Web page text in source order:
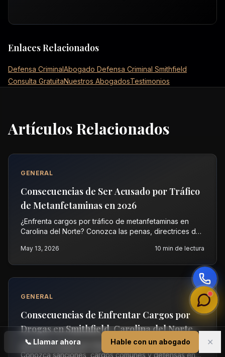
📞 Llamar ahora Hable con un abogado ✕
Enlaces Relacionados
Defensa CriminalAbogado Defensa Criminal Smithfield
Consulta GratuitaNuestros AbogadosTestimonios
Artículos Relacionados
GENERAL
Consecuencias de Ser Acusado por Tráfico
de Metanfetaminas en 2026
¿Enfrenta cargos por tráfico de metanfetaminas en
Carolina del Norte? Conozca las penas, directrices de
penalistas expertos. Llame ahora.
May 13, 2026 10 min de lectura
GENERAL
Consecuencias de Enfrentar Cargos por
Drogas en Smithfield, Carolina del Norte
en 2026
¿Enfrenta cargos por drogas cerca de Smithfield NC?
Conozca sanciones, cargos comunes y defensas en